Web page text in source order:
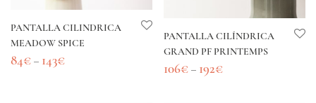
PANTALLA CILINDRICA
MEADOW SPICE
84€ – 143€
PANTALLA CILÍNDRICA
GRAND PF PRINTEMPS
106€ – 192€